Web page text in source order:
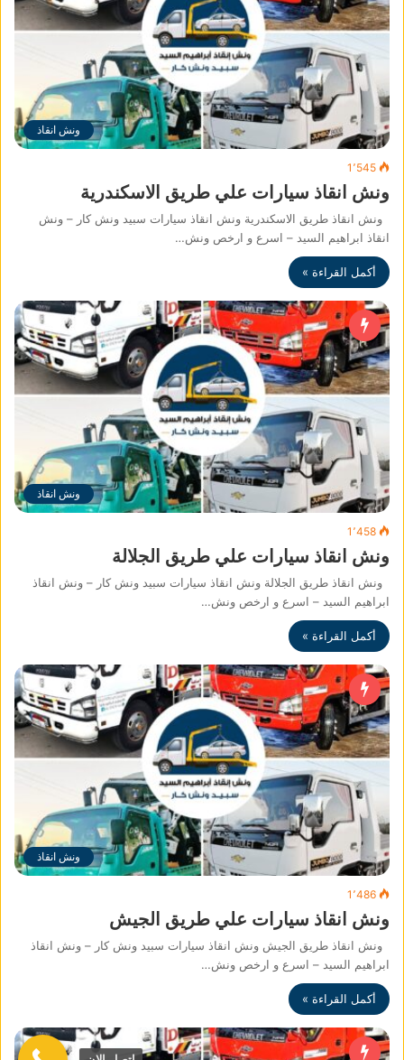
ونش انقاذ
1٬545
ونش انقاذ سيارات علي طريق الاسكندرية
ونش انقاذ طريق الاسكندرية ونش انقاذ سيارات سبيد ونش كار – ونش
انقاذ ابراهيم السيد – اسرع و ارخص ونش…
أكمل القراءة »
ونش انقاذ
1٬458
ونش انقاذ سيارات علي طريق الجلالة
ونش انقاذ طريق الجلالة ونش انقاذ سيارات سبيد ونش كار – ونش انقاذ
ابراهيم السيد – اسرع و ارخص ونش…
أكمل القراءة »
ونش انقاذ
1٬486
ونش انقاذ سيارات علي طريق الجيش
ونش انقاذ طريق الجيش ونش انقاذ سيارات سبيد ونش كار – ونش انقاذ
ابراهيم السيد – اسرع و ارخص ونش…
أكمل القراءة »